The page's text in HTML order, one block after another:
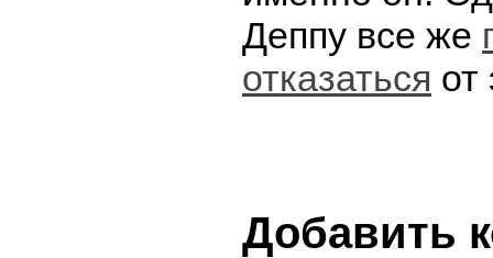
Деппу все же
отказаться от
Добавить